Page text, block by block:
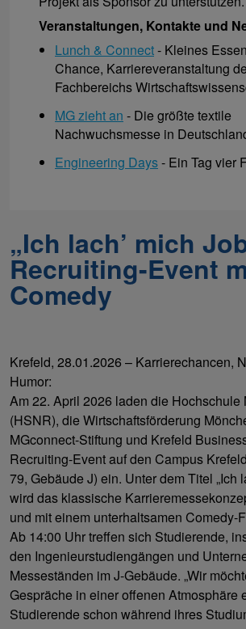
Veranstaltungen, Kontakte und
Lunch & Connect- Kleines
Chance, Karriereveranstaltung
Fachbereichs
MG zieht an - Die größte textile
Nachwuchsmesse in
Engineering Days- Ein Tag vier
„Ich lach’ mich
Recruiting-Event
Comedy
Krefeld, 28.01.2026 – Karrierechancen,
Humor:
Am 22. April 2026 laden die Hochschule
(HSNR), die Wirtschaftsförderung
MGconnect-Stiftung und Krefeld
Recruiting-Event auf den Campus
79, Gebäude J) ein. Unter dem Titel „Ich
wird das klassische
und mit einem unterhaltsamen Comedy-
Ab 14:00 Uhr treffen sich Studierende,
den Ingenieurstudiengängen und
Messeständen im J-Gebäude. „Wir
Gespräche in einer offenen Atmosphäre
Studierende schon während ihres